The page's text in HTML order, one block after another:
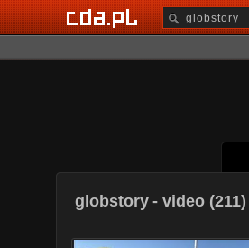
globstory - video (211)